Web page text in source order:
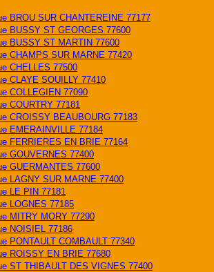
BROU SUR CHANTEREINE 77177
BUSSY ST GEORGES 77600
BUSSY ST MARTIN 77600
CHAMPS SUR MARNE 77420
CHELLES 77500
CLAYE SOUILLY 77410
COLLEGIEN 77090
COURTRY 77181
CROISSY BEAUBOURG 77183
EMERAINVILLE 77184
FERRIERES EN BRIE 77164
GOUVERNES 77400
GUERMANTES 77600
LAGNY SUR MARNE 77400
LE PIN 77181
LOGNES 77185
MITRY MORY 77290
NOISIEL 77186
PONTAULT COMBAULT 77340
ROISSY EN BRIE 77680
ST THIBAULT DES VIGNES 77400